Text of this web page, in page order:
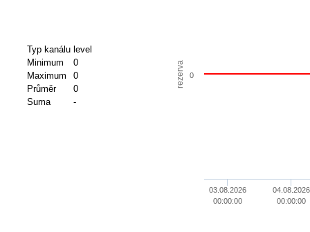
Typ kanálu level
Minimum
0
Maximum
0
Průměr
0
Suma
-
rezerva
03.08.2026
00:00:00
04.08.2026
00:00:00
0